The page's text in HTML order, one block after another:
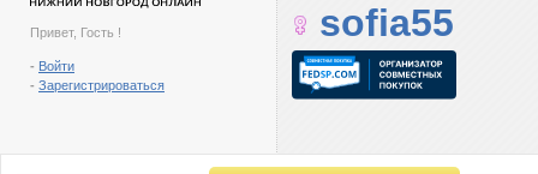
Привет, Гость !
- Войти
- Зарегистрироваться
sofia55